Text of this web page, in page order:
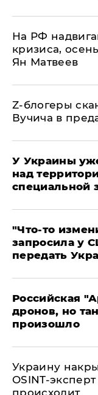
На РФ
кризиса,
Ян Матвеев
Z-блогеры
Вучича в
У Украины
над
специальной
​"Что-то
запросила у
передать
​Российская
дронов, но
произошло
​Украину
OSINT-
происходит